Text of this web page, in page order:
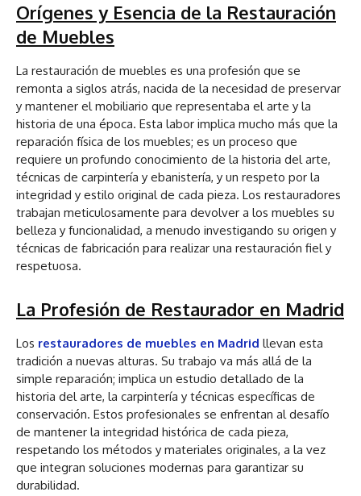
Orígenes y Esencia de la Restauración
de Muebles
La restauración de muebles es una profesión que se
remonta a siglos atrás, nacida de la necesidad de preservar
y mantener el mobiliario que representaba el arte y la
historia de una época. Esta labor implica mucho más que la
reparación física de los muebles; es un proceso que
requiere un profundo conocimiento de la historia del arte,
técnicas de carpintería y ebanistería, y un respeto por la
integridad y estilo original de cada pieza. Los restauradores
trabajan meticulosamente para devolver a los muebles su
belleza y funcionalidad, a menudo investigando su origen y
técnicas de fabricación para realizar una restauración fiel y
respetuosa.
La Profesión de Restaurador en Madrid
Los restauradores de muebles en Madrid llevan esta
tradición a nuevas alturas. Su trabajo va más allá de la
simple reparación; implica un estudio detallado de la
historia del arte, la carpintería y técnicas específicas de
conservación. Estos profesionales se enfrentan al desafío
de mantener la integridad histórica de cada pieza,
respetando los métodos y materiales originales, a la vez
que integran soluciones modernas para garantizar su
durabilidad.